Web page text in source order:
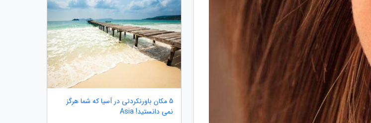
5 مکان باورنکردنی در آسیا که شما هرگز
نمی دانستید! Asia